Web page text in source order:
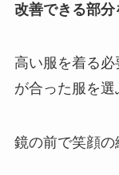
改善できる部分
高い服を着る
が合った服を選
鏡の前で笑顔の